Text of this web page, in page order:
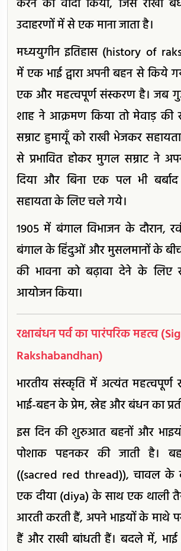
करने का वादा किया, जिसे राखी
उदाहरणों में से एक माना जाता है।
मध्ययुगीन इतिहास (history of
में एक भाई द्वारा अपनी बहन से किये
एक और महत्वपूर्ण संस्करण है। जब
शाह ने आक्रमण किया तो मेवाड़ की
सम्राट हुमायूँ को राखी भेजकर
से प्रभावित होकर मुगल सम्राट ने
दिया और बिना एक पल भी
सहायता के लिए चले गये।
1905 में बंगाल विभाजन के दौरान,
बंगाल के हिंदुओं और मुसलमानों के
की भावना को बढ़ावा देने के लिए
आयोजन किया।
रक्षाबंधन पर्व का पारंपरिक महत्व
Rakshabandhan)
भारतीय संस्कृति में अत्यंत महत्वपूर्ण
भाई-बहन के प्रेम, स्नेह और बंधन का
इस दिन की शुरुआत बहनों और भाइयों
पोशाक पहनकर की जाती है।
((sacred red thread)), चावल के
एक दीया (diya) के साथ एक थाली
आरती करती हैं, अपने भाइयों के माथे
हैं और राखी बांधती हैं। बदले में, भाई